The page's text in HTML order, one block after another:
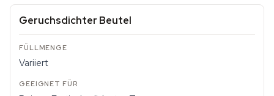
Geruchsdichter Beutel
Variiert